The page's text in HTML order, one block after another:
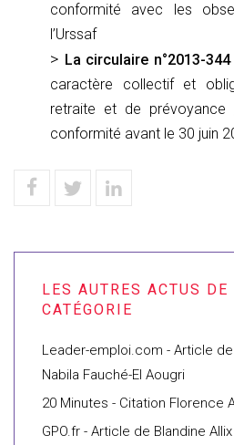
conformité avec les
l’Urssaf
La circulaire n°2013-
caractère collectif et
retraite et de
conformité avant le 30 juin
Leader-emploi.com - Article
Nabila Fauché-El Aougri
20 Minutes - Citation Florence
GPO.fr - Article de Blandine Allix